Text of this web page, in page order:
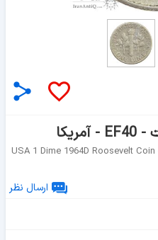
USA 1 Dime 1964D Roosevelt Coin
ارسال نظر